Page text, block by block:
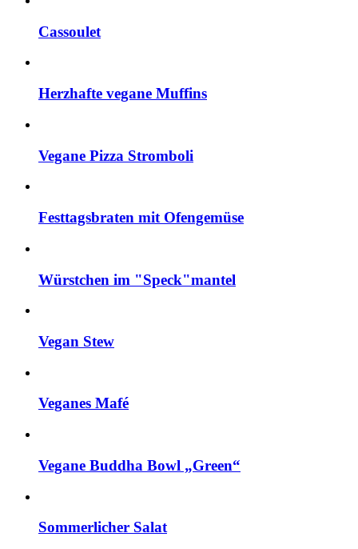
Cassoulet
Herzhafte vegane Muffins
Vegane Pizza Stromboli
Festtagsbraten mit Ofengemüse
Würstchen im "Speck"mantel
Vegan Stew
Veganes Mafé
Vegane Buddha Bowl „Green“
Sommerlicher Salat